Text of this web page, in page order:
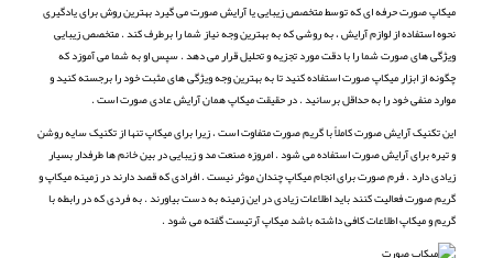
میکاپ صورت حرفه ای که توسط متخصص زیبایی یا آرایش صورت می گیرد بهترین روش برای یادگیری
نحوه استفاده از لوازم آرایش ، به روشی که به بهترین وجه نیاز شما را برطرف کند . متخصص زیبایی
ویژگی های صورت شما را با دقت مورد تجزیه و تحلیل قرار می دهد . سپس او به شما می آموزد که
چگونه از ابزار میکاپ صورت استفاده کنید تا به بهترین وجه ویژگی های مثبت خود را برجسته کنید و
موارد منفی خود را به حداقل برسانید . در حقیقت میکاپ همان آرایش عادی صورت است .
این تکنیک آرایش صورت کاملاً با گریم صورت متفاوت است ، زیرا برای میکاپ تنها از تکنیک سایه روشن
و تیره برای آرایش صورت استفاده می شود . امروزه صنعت مد و زیبایی در بین خانم ها طرفدار بسیار
زیادی دارد . فرم صورت برای انجام میکاپ چندان موثر نیست . افرادی که قصد دارند در زمینه میکاپ و
گریم صورت فعالیت کنند باید اطلاعات زیادی در این زمینه به دست بیاورند . به فردی که در رابطه با
گریم و میکاپ اطلاعات کافی داشته باشد میکاپ آرتیست گفته می شود .